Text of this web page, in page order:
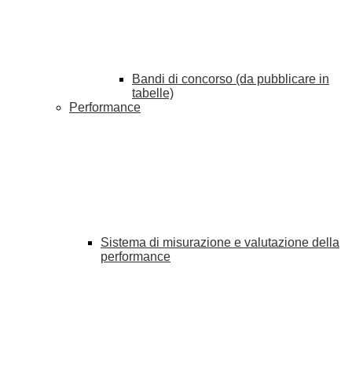
Bandi di concorso (da pubblicare in
tabelle)
Performance
Sistema di misurazione e valutazione della
performance